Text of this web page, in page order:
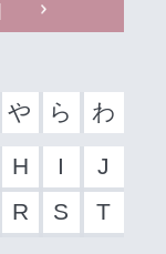
や ら わ
H I
J
R S
T